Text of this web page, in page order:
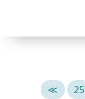
≪ 25